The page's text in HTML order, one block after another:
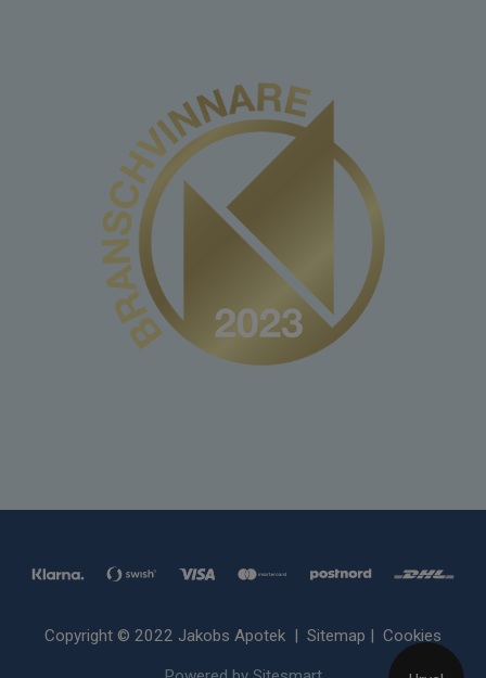
Copyright © 2022 Jakobs Apotek | Sitemap Cookies